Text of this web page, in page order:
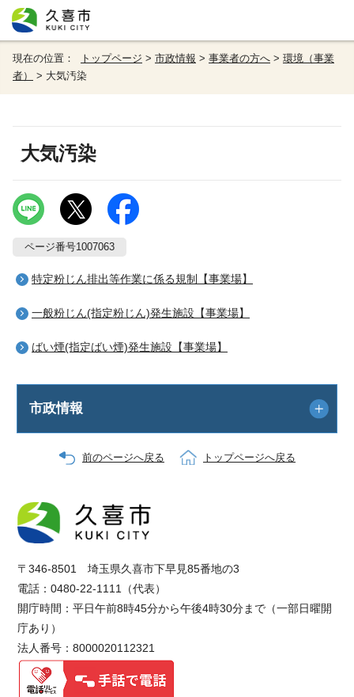
現在の位置： トップページ > 市政情報 > 事業者の方へ > 環境（事業
者）
> 大気汚染
大気汚染
ページ番号1007063
特定粉じん排出等作業に係る規制【事業場】
一般粉じん(指定粉じん)発生施設【事業場】
ばい煙(指定ばい煙)発生施設【事業場】
市政情報
前のページへ戻る トップページへ戻る
〒346-8501 埼玉県久喜市下早見85番地の3
電話：0480-22-1111（代表）
開庁時間：平日午前8時45分から午後4時30分まで（一部日曜開
庁あり）
法人番号：8000020112321